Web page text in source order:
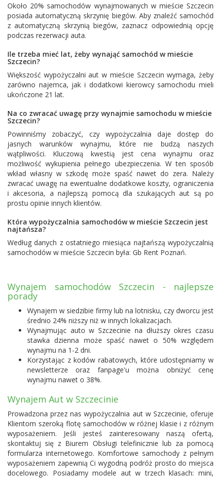
Około 20% samochodów wynajmowanych w mieście Szczecin
posiada automatyczną skrzynię biegów. Aby znaleźć samochód
z automatyczną skrzynią biegów, zaznacz odpowiednią opcję
podczas rezerwacji auta.
Ile trzeba mieć lat, żeby wynająć samochód w mieście
Szczecin?
Większość wypożyczalni aut w mieście Szczecin wymaga, żeby
zarówno najemca, jak i dodatkowi kierowcy samochodu mieli
ukończone 21 lat.
Na co zwracać uwagę przy wynajmie samochodu w mieście
Szczecin?
Powinniśmy zobaczyć, czy wypożyczalnia daje dostęp do
jasnych warunków wynajmu, które nie budzą naszych
wątpliwości. Kluczową kwestią jest cena wynajmu oraz
możliwość wykupienia pełnego ubezpieczenia. W ten sposób
wkład własny w szkodę może spaść nawet do zera. Należy
zwracać uwagę na ewentualne dodatkowe koszty, ograniczenia
i akcesoria, a najlepszą pomocą dla szukających aut są po
prostu opinie innych klientów.
Która wypożyczalnia samochodów w mieście Szczecin jest
najtańsza?
Według danych z ostatniego miesiąca najtańszą wypożyczalnią
samochodów w mieście Szczecin była: Gb Rent Poznań.
Wynajem samochodów Szczecin - najlepsze
porady
Wynajem w siedzibie firmy lub na lotnisku, czy dworcu jest
średnio 24% niższy niż w innych lokalizacjach.
Wynajmując auto w Szczecinie na dłuższy okres czasu
stawka dzienna może spaść nawet o 50% względem
wynajmu na 1-2 dni.
Korzystając z kodów rabatowych, które udostępniamy w
newsletterze oraz fanpage'u można obniżyć cenę
wynajmu nawet o 38%.
Wynajem Aut w Szczecinie
Prowadzona przez nas wypożyczalnia aut w Szczecinie, oferuje
Klientom szeroką flotę samochodów w różnej klasie i z różnym
wyposażeniem. Jeśli jesteś zainteresowany naszą ofertą,
skontaktuj się z Biurem Obsługi telefinicznie lub za pomocą
formularza internetowego. Komfortowe samochody z pełnym
wyposażeniem zapewnią Ci wygodną podróż prosto do miejsca
docelowego. Posiadamy modele aut w trzech klasach: mini,